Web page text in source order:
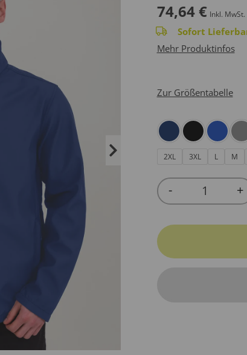
74,64 € Inkl. MwSt.
Sofort
Mehr Produktinfos
Zur Größentabelle
2XL 3XL L M
Quantity
- +